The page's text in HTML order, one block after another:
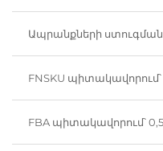
Ապրանքների ստուգման
FNSKU
FBA պիտակավորում՝